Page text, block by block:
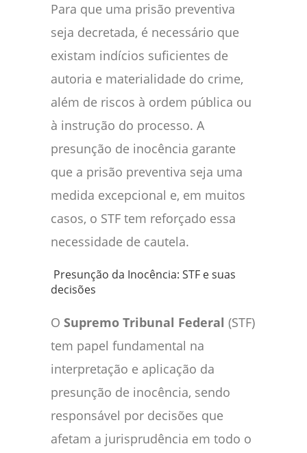
Para que uma prisão preventiva
seja decretada, é necessário que
existam indícios suficientes de
autoria e materialidade do crime,
além de riscos à ordem pública ou
à instrução do processo. A
presunção de inocência garante
que a prisão preventiva seja uma
medida excepcional e, em muitos
casos, o STF tem reforçado essa
necessidade de cautela.
Presunção da Inocência: STF e suas
decisões
O Supremo Tribunal Federal (STF)
tem papel fundamental na
interpretação e aplicação da
presunção de inocência, sendo
responsável por decisões que
afetam a jurisprudência em todo o